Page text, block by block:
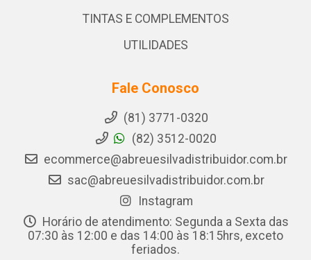
TINTAS E COMPLEMENTOS
UTILIDADES
Fale Conosco
(81) 3771-0320
(82) 3512-0020
ecommerce@abreuesilvadistribuidor.com.br
sac@abreuesilvadistribuidor.com.br
Instagram
Horário de atendimento: Segunda a Sexta das
07:30 às 12:00 e das 14:00 às 18:15hrs, exceto
feriados.